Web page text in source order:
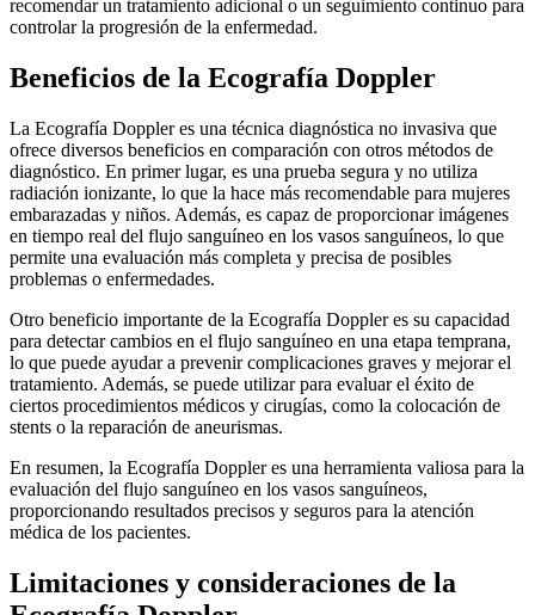
recomendar un tratamiento adicional o un seguimiento continuo para
controlar la progresión de la enfermedad.
Beneficios de la Ecografía Doppler
La Ecografía Doppler es una técnica diagnóstica no invasiva que
ofrece diversos beneficios en comparación con otros métodos de
diagnóstico. En primer lugar, es una prueba segura y no utiliza
radiación ionizante, lo que la hace más recomendable para mujeres
embarazadas y niños. Además, es capaz de proporcionar imágenes
en tiempo real del flujo sanguíneo en los vasos sanguíneos, lo que
permite una evaluación más completa y precisa de posibles
problemas o enfermedades.
Otro beneficio importante de la Ecografía Doppler es su capacidad
para detectar cambios en el flujo sanguíneo en una etapa temprana,
lo que puede ayudar a prevenir complicaciones graves y mejorar el
tratamiento. Además, se puede utilizar para evaluar el éxito de
ciertos procedimientos médicos y cirugías, como la colocación de
stents o la reparación de aneurismas.
En resumen, la Ecografía Doppler es una herramienta valiosa para la
evaluación del flujo sanguíneo en los vasos sanguíneos,
proporcionando resultados precisos y seguros para la atención
médica de los pacientes.
Limitaciones y consideraciones de la